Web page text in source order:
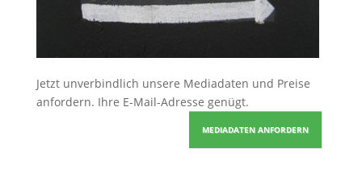
Jetzt unverbindlich unsere Mediadaten und Preise
anfordern. Ihre E-Mail-Adresse genügt.
MEDIADATEN ANFORDERN